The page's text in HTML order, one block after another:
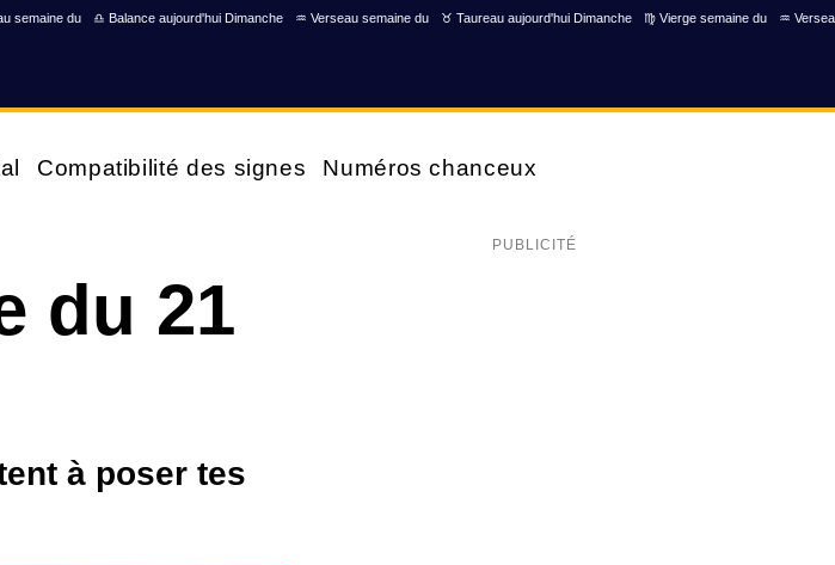
semaine du ♎ Balance aujourd'hui Dimanche ♒ Verseau semaine du ♉ Taureau aujourd'hui Dimanche ♍ Vierge semaine du ♒
Compatibilité des signes Numéros chanceux
du 21
à poser tes